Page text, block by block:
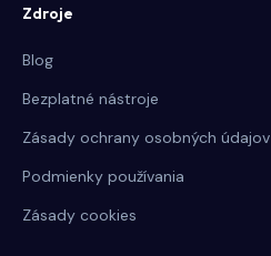
Zdroje
Blog
Bezplatné nástroje
Zásady ochrany osobných údajov
Podmienky používania
Zásady cookies